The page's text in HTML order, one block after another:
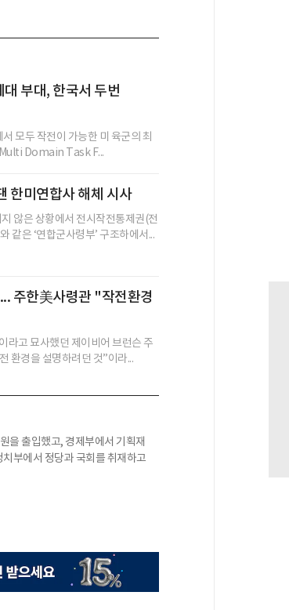
부대, 한국서 두번
모두 작전이 가능한 미 육군의 최
Domain Task F...
한미연합사 해체 시사
않은 상황에서 전시작전통제권(전
같은 ‘연합군사령부’ 구조하에서...
주한美사령관 "작전환경
라고 묘사했던 제이비어 브런슨 주
환경을 설명하려던 것”이라...
을 출입했고, 경제부에서 기획재
부에서 정당과 국회를 취재하고